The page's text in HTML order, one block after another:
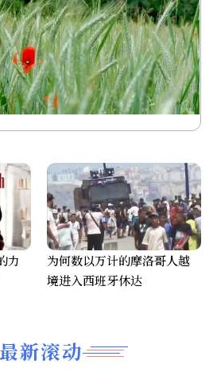
最新滚动
力
为何数以万计的摩洛哥人越
境进入西班牙休达